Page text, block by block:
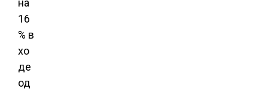
на
16
% в
хо
де
од